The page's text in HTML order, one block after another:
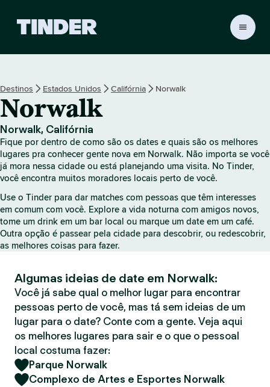
a
n
c
i
a
l
o
T
i
n
r
Destinos Estados Unidos Califórnia Norwalk
Norwalk
Norwalk, Califórnia
Fique por dentro de como são os dates e quais são os melhores
lugares pra conhecer gente nova em Norwalk. Não importa se você
já mora nessa cidade ou está planejando uma visita. No Tinder,
você encontra muitos moradores locais perto de você.
Use o Tinder para dar matches com pessoas que têm interesses
em comum com você. Explore a vida noturna com amigos novos,
tome um drink em um bar local ou marque um date em um café.
Outra opção é passear pela cidade para descobrir, ou redescobrir,
as melhores coisas para fazer.
Algumas ideias de date em Norwalk:
Você já sabe qual o melhor lugar para encontrar
pessoas perto de você, mas tá sem ideias de um
lugar para o date? Conte com a gente. Veja aqui
os melhores lugares para sair e o que o pessoal
local costuma fazer:
Parque Norwalk
Complexo de Artes e Esportes Norwalk